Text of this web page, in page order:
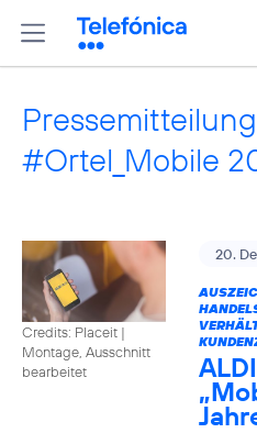
#Ortel_Mobile
Credits: Placeit |
Montage, Ausschnitt
bearbeitet
20.